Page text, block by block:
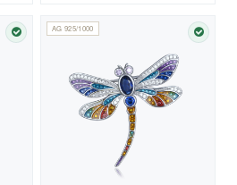
SKLADEM
AG 925/1000